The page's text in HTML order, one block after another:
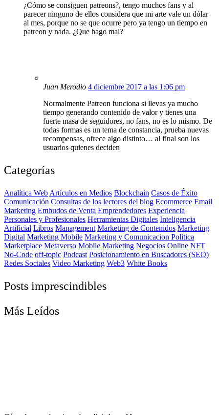
¿Cómo se consiguen patreons?, tengo muchos fans y al
parecer ninguno de ellos considera que mi arte vale un dólar
al mes, porque no se que ocurre pero ya tengo un tiempo en
patreon y nada. ¿Que hago mal?
Juan Merodio 4 diciembre 2017 a las 1:06 pm
Normalmente Patreon funciona si llevas ya mucho
tiempo generando contenido de valor y tienes una
fuerte masa de seguidores, no fans, no es lo mismo. De
todas formas es un tema de constancia, prueba nuevas
recompensas, ofrece algo distinto… al final son los
usuarios quienes deciden
Categorías
Analítica Web Artículos en Medios Blockchain Casos de Éxito
Comunicación Consultas de los lectores del blog Ecommerce Email
Marketing Embudos de Venta Emprendedores Experiencia
Personales y Profesionales Herramientas Digitales Inteligencia
Artificial Libros Management Marketing de Contenidos Marketing
Digital Marketing Mobile Marketing y Comunicacion Politica
Marketplace Metaverso Mobile Marketing Negocios Online NFT
No-Code off-topic Podcast Posicionamiento en Buscadores (SEO)
Redes Sociales Video Marketing Web3 White Books
Posts imprescindibles
Más Leídos